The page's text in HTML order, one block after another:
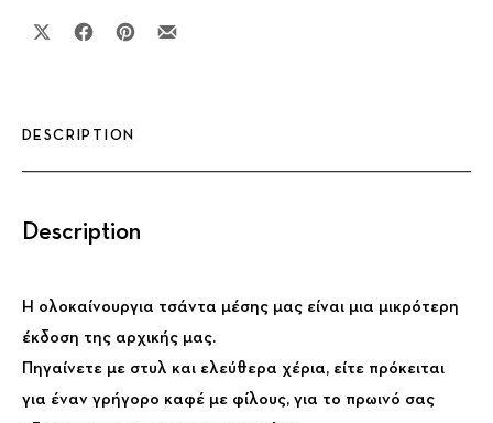
Share on XShare on Facebook
Share on Pinterest
DESCRIPTION
Description
Η ολοκαίνουργια τσάντα μέσης μας είναι μια μικρότερη
έκδοση της αρχικής μας.
Πηγαίνετε με στυλ και ελεύθερα χέρια, είτε πρόκειται
για έναν γρήγορο καφέ με φίλους, για το πρωινό σας